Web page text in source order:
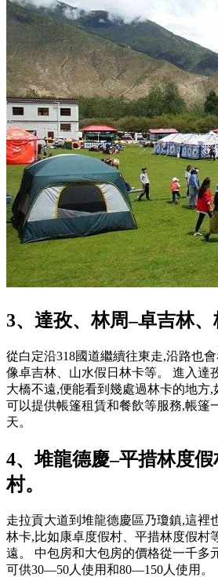
3、達孜、林周–卓吉林、
從白定沿318國道繼續往東走,沿路也
像卓吉林、山水假日林卡等。 進入達
大橋不遠,便能看到幾處過林卡的地方
可以提供帳篷租賃和餐飲等服務,帳篷
天。
4、堆龍德慶–平措林度
村。
走拉貢大道到堆龍德慶區乃瓊鎮,這裡
林卡,比如康卓度假村、平措林度假村
遠。 中包房和大包房的價格從一千多
可供30—50人使用和80—150人使用。